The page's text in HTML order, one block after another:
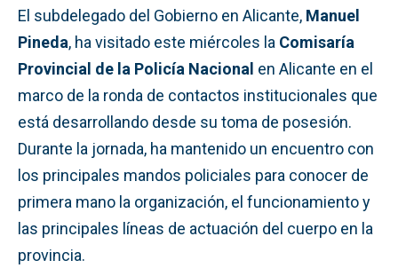
El subdelegado del Gobierno en Alicante, Manuel
Pineda, ha visitado este miércoles la Comisaría
Provincial de la Policía Nacional en Alicante en el
marco de la ronda de contactos institucionales que
está desarrollando desde su toma de posesión.
Durante la jornada, ha mantenido un encuentro con
los principales mandos policiales para conocer de
primera mano la organización, el funcionamiento y
las principales líneas de actuación del cuerpo en la
provincia.